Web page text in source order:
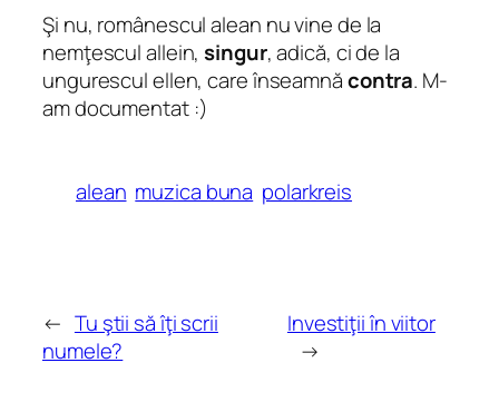
Şi nu, românesculalean nu vine de la
nemţesculallein,singur, adică, ci de la
unguresculellen, care înseamnăcontra. M-
am documentat :)
alean muzica buna polarkreis
← Tu ştii să îţi scrii
numele?
Investiţii în viitor
→